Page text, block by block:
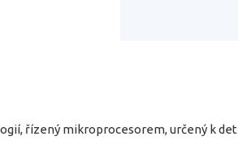
řízený mikroprocesorem, určený k